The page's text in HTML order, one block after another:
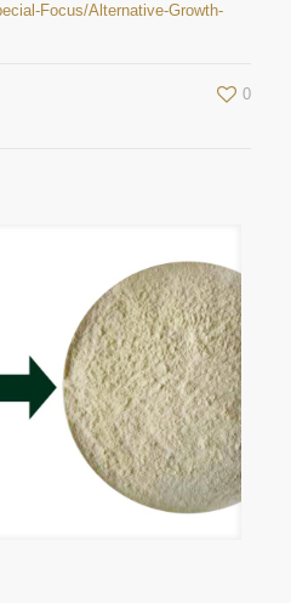
Focus/Alternative-Growth-
0